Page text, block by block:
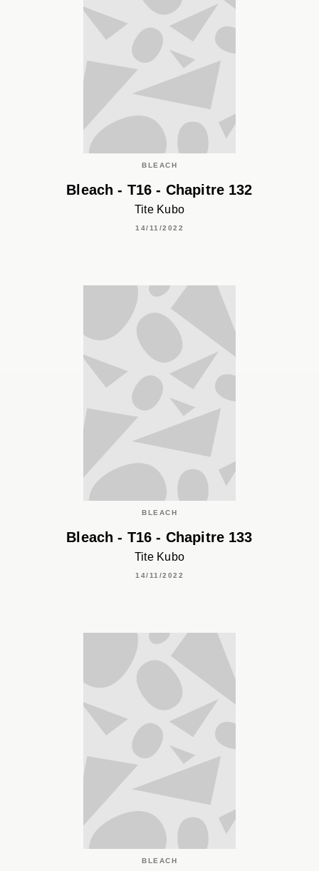
BLEACH
Bleach - T16 - Chapitre 132
Tite Kubo
14/11/2022
BLEACH
Bleach - T16 - Chapitre 133
Tite Kubo
14/11/2022
BLEACH